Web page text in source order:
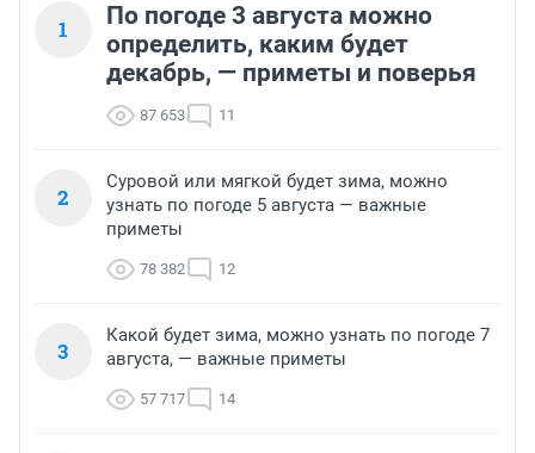
1
По погоде 3 августа можно
определить, каким будет
декабрь, — приметы и поверья
87 653 11
2
Суровой или мягкой будет зима, можно
узнать по погоде 5 августа — важные
приметы
78 382 12
3
Какой будет зима, можно узнать по погоде 7
августа, — важные приметы
57 717 14